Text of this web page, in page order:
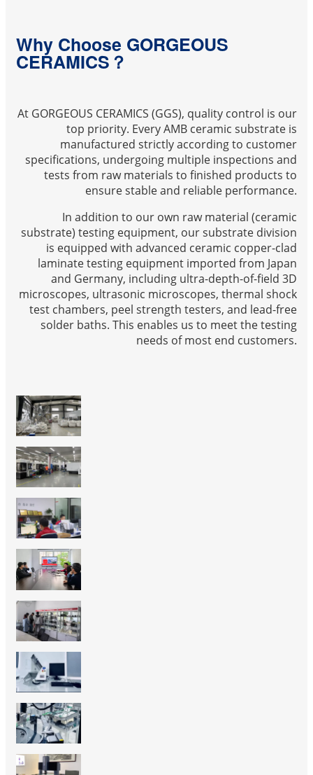
Why Choose GORGEOUS
CERAMICS？
At GORGEOUS CERAMICS (GGS), quality control is our
top priority. Every AMB ceramic substrate is
manufactured strictly according to customer
specifications, undergoing multiple inspections and
tests from raw materials to finished products to
ensure stable and reliable performance.
In addition to our own raw material (ceramic
substrate) testing equipment, our substrate division
is equipped with advanced ceramic copper-clad
laminate testing equipment imported from Japan
and Germany, including ultra-depth-of-field 3D
microscopes, ultrasonic microscopes, thermal shock
test chambers, peel strength testers, and lead-free
solder baths. This enables us to meet the testing
needs of most end customers.